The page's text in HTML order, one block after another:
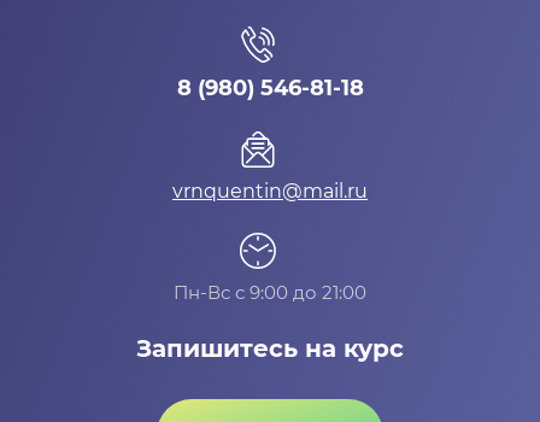
Запишитесь на курс
8 (980) 546-81-18
vrnquentin@mail.ru
Пн-Вс с 9:00 до 21:00